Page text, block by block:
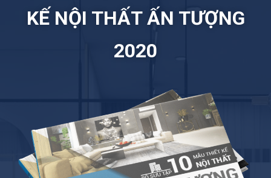
KẾ NỘI THẤT ẤN TƯỢNG
2020